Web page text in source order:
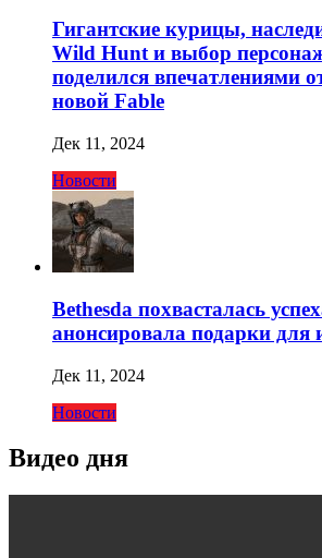
Гигантские курицы,
Wild Hunt и выбор
поделился впечатлениями
новой Fable
Дек 11, 2024
Новости
Bethesda похвасталась
анонсировала подарки для
Дек 11, 2024
Новости
Видео дня